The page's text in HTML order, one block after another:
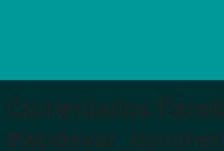
Comentarios